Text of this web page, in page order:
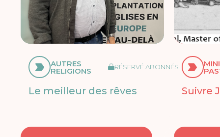
AUTRES
RELIGIONS RÉSERVÉ ABONNÉS
Le meilleur des rêves Suivre